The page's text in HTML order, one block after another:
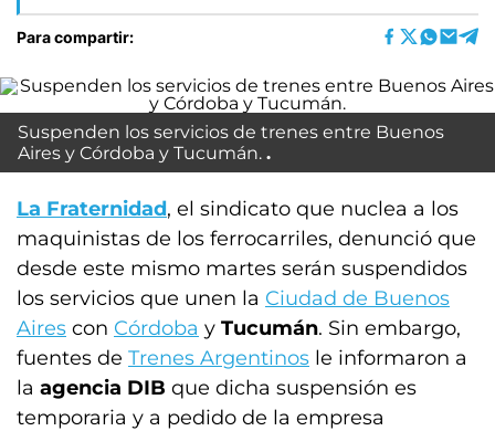
Para compartir:
Suspenden los servicios de trenes entre Buenos
Aires y Córdoba y Tucumán.
La Fraternidad, el sindicato que nuclea a los
maquinistas de los ferrocarriles, denunció que
desde este mismo martes serán suspendidos
los servicios que unen la Ciudad de Buenos
Aires con Córdoba y Tucumán. Sin embargo,
fuentes de Trenes Argentinos le informaron a
la agencia DIB que dicha suspensión es
temporaria y a pedido de la empresa